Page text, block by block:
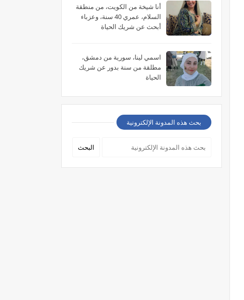
أنا شيخة من الكويت، من منطقة
السلام، عمري 40 سنة، وعزباء
أبحث عن شريك الحياة
اسمي لينا، سورية من دمشق،
مطلقة من سنة بدور عن شريك
الحياة
بحث هذه المدونة الإلكترونية